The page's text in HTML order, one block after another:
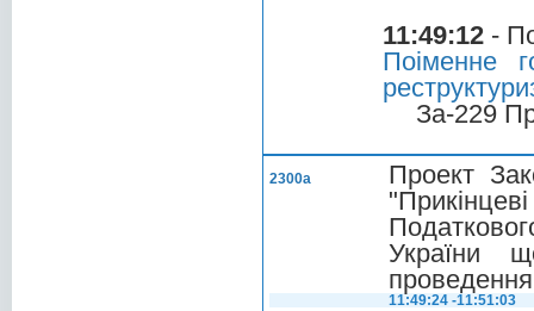
11:49:12 -
Поіменне
За-229
2300а
Проект
України
проведення
11:49:24 -11:51:03